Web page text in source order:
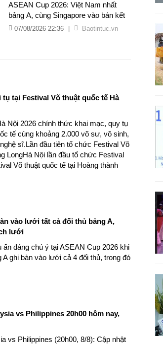
ASEAN Cup 2026: Việt Nam nhất
bảng A, cùng Singapore vào bán kết
07/08/2026 22:36 Baotintuc.vn
tại Festival Võ thuật quốc tế Hà
Nội 2026 chính thức khai mạc, quy tụ
tế cùng khoảng 2.000 võ sư, võ sinh,
sĩ.Lần đầu tiên tổ chức Festival Võ
LongHà Nội lần đầu tổ chức Festival
Võ thuật quốc tế tại Hoàng thành
vào lưới tất cả đối thủ bảng A,
lưới
đáng chú ý tại ASEAN Cup 2026 khi
ghi bàn vào lưới cả 4 đối thủ, trong đó
vs Philippines 20h00 hôm nay,
vs Philippines (20h00, 8/8): Cập nhật